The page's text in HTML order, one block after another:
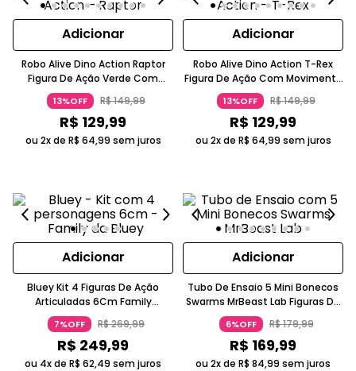
Adicionar
Robo Alive Dino Action Raptor
Figura De Ação Verde Com
Movimento E Rugido A Partir De
Três Anos Candide
13%OFF R$149,99
R$ 129,99
ou 2x de R$ 64,99 sem juros
Adicionar
Robo Alive Dino Action T-Rex
Figura De Ação Com Movimento
E Som Vermelho Preto 5-7 Anos
Candide
13%OFF R$149,99
R$ 129,99
ou 2x de R$ 64,99 sem juros
Adicionar
Bluey Kit 4 Figuras De Ação
Articuladas 6Cm Family
Candide
7%OFF R$269,99
R$ 249,99
ou 4x de R$ 62,49 sem juros
Adicionar
Tubo De Ensaio 5 Mini Bonecos
Swarms MrBeast Lab Figuras De
Ação Azul Translúcido 5-7 Anos
Candide
6%OFF R$179,99
R$ 169,99
ou 2x de R$ 84,99 sem juros